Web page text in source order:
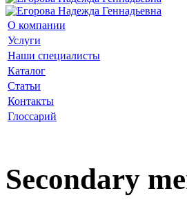
О компании
Услуги
Наши специалисты
Каталог
Статьи
Контакты
Глоссарий
Secondary